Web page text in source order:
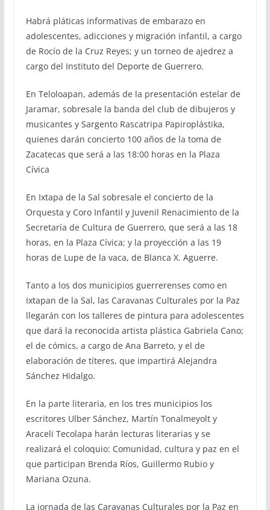
Habrá pláticas informativas de embarazo en
adolescentes, adicciones y migración infantil, a cargo
de Rocío de la Cruz Reyes; y un torneo de ajedrez a
cargo del Instituto del Deporte de Guerrero.
En Teloloapan, además de la presentación estelar de
Jaramar, sobresale la banda del club de dibujeros y
musicantes y Sargento Rascatripa Papiroplástika,
quienes darán concierto 100 años de la toma de
Zacatecas que será a las 18:00 horas en la Plaza
Cívica
En Ixtapa de la Sal sobresale el concierto de la
Orquesta y Coro Infantil y Juvenil Renacimiento de la
Secretaría de Cultura de Guerrero, que será a las 18
horas, en la Plaza Cívica; y la proyección a las 19
horas de Lupe de la vaca, de Blanca X. Aguerre.
Tanto a los dos municipios guerrerenses como en
Ixtapan de la Sal, las Caravanas Culturales por la Paz
llegarán con los talleres de pintura para adolescentes
que dará la reconocida artista plástica Gabriela Cano;
el de cómics, a cargo de Ana Barreto, y el de
elaboración de títeres, que impartirá Alejandra
Sánchez Hidalgo.
En la parte literaria, en los tres municipios los
escritores Ulber Sánchez, Martín Tonalmeyolt y
Araceli Tecolapa harán lecturas literarias y se
realizará el coloquio: Comunidad, cultura y paz en el
que participan Brenda Ríos, Guillermo Rubio y
Mariana Ozuna.
La jornada de las Caravanas Culturales por la Paz en